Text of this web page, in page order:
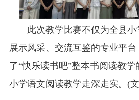
此次教学比赛不仅为全县
展示风采、交流互鉴的专业平
了“快乐读书吧”整本书阅读教
小学语文阅读教学走深走实。(